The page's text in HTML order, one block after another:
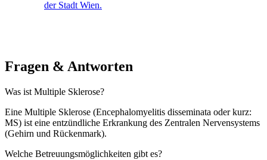
Fragen & Antworten
Was ist Multiple Sklerose?
Eine Multiple Sklerose (Encephalomyelitis disseminata oder kurz:
MS) ist eine entzündliche Erkrankung des Zentralen Nervensystems
(Gehirn und Rückenmark).
Welche Betreuungsmöglichkeiten gibt es?